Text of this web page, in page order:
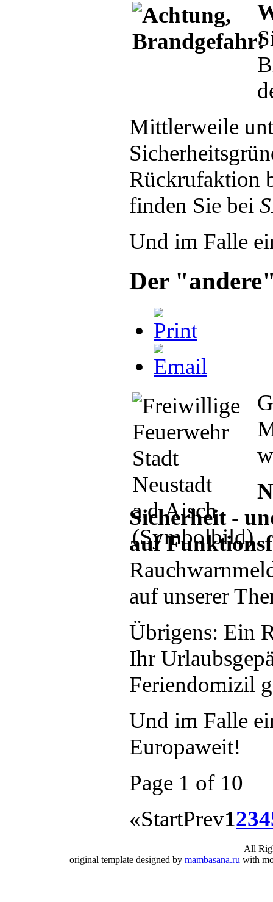
Mittlerweile
Rückrufaktion
finden Sie bei
Und im Falle
Der
Sicherheit -
auf
auf unserer
Übrigens: Ein
Ihr
Feriendomizil
Und im Falle
Europaweit!
Page 1 of 10
«StartPrev1234
All
original template designed by mambasana.ru with